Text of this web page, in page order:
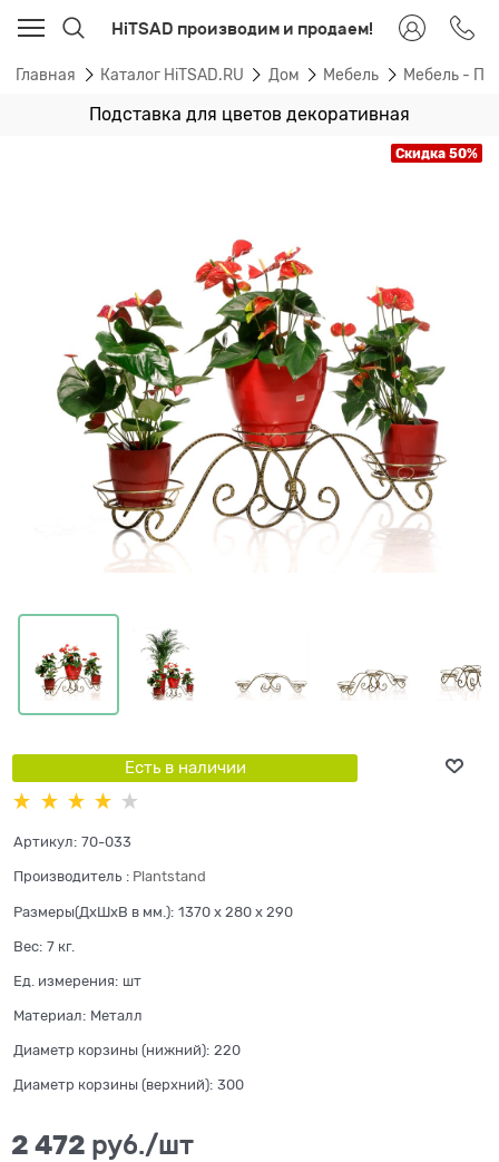
HiTSAD производим и продаем!
Главная Каталог HiTSAD.RU Дом Мебель Мебель -
Подставка для цветов декоративная
Скидка 50%
Есть в наличии
Артикул: 70-033
Производитель : Plantstand
Размеры(ДхШхВ в мм.): 1370 x 280 x 290
Вес: 7 кг.
Ед. измерения: шт
Материал: Металл
Диаметр корзины (нижний): 220
Диаметр корзины (верхний): 300
2 472 руб./шт